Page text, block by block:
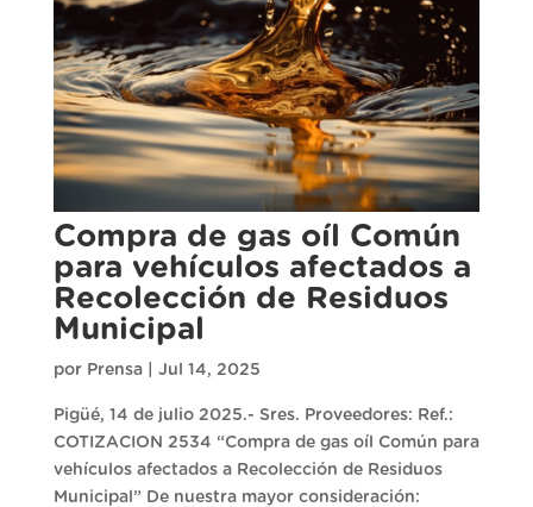
Compra de gas oíl Común
para vehículos afectados a
Recolección de Residuos
Municipal
por Prensa| Jul 14, 2025
Pigüé, 14 de julio 2025.- Sres. Proveedores: Ref.:
COTIZACION 2534 “Compra de gas oíl Común para
vehículos afectados a Recolección de Residuos
Municipal” De nuestra mayor consideración: